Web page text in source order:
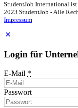
StudentJob International
2023 StudentJob - Alle
Impressum
Login für
E-Mail *
Passwort